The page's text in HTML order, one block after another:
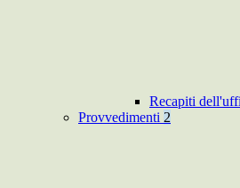
Recapiti
Provvedimenti 2